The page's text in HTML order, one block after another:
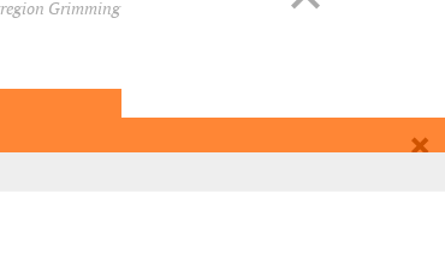
Grimming